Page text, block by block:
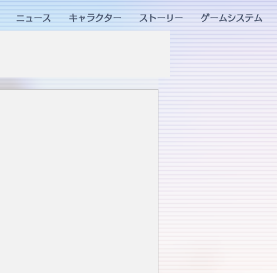
ニュース キャラクター ストーリー ゲームシステム